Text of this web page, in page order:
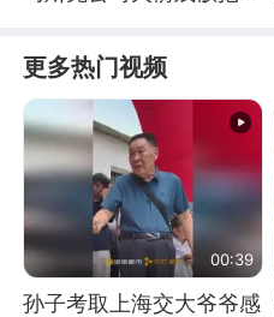
更多热门视频
00:39
孙子考取上海交大爷爷感